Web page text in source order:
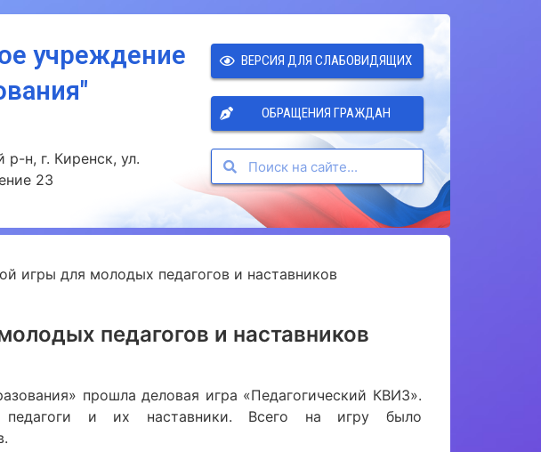
учреждение
н, г. Киренск, ул.
23
ВЕРСИЯ ДЛЯ СЛАБОВИДЯЩИХ
ОБРАЩЕНИЯ ГРАЖДАН
игры для молодых педагогов и наставников
педагогов и наставников
прошла деловая игра «Педагогический КВИЗ».
и их наставники. Всего на игру было